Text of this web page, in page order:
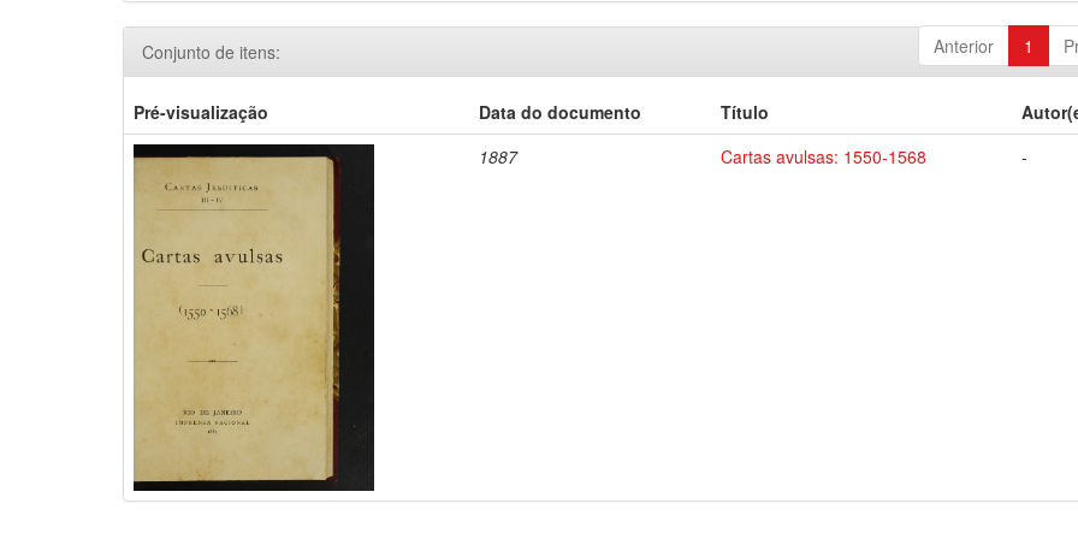
Anterior 1
Conjunto de itens:
Pré-visualização Data do documento Título
1887
Cartas avulsas: 1550-1568 -